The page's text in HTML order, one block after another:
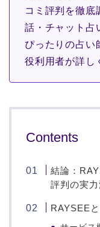
コミ評判を徹底
話・チャット占
ぴったりの占い
役利用者が詳し
Contents
結論：
評判の実
RAYSEE